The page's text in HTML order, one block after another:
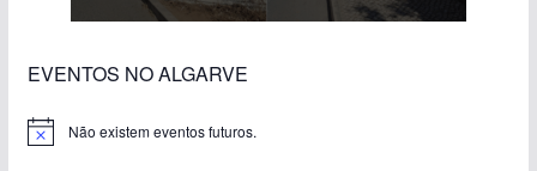
EVENTOS NO ALGARVE
Não existem eventos futuros.